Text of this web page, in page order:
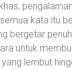
kata itu
bergetar
untuk
lembut